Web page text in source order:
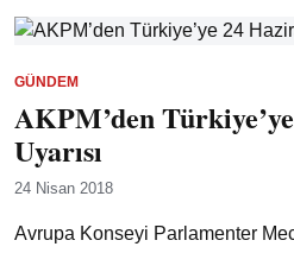
GÜNDEM
AKPM’den
Uyarısı
24 Nisan 2018
Avrupa Konseyi Parlamenter